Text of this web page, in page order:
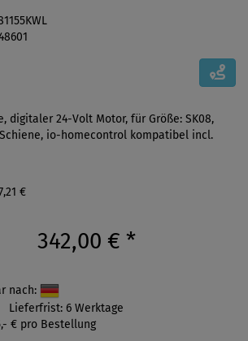
digitaler 24-Volt Motor, für Größe: SK08,
io-homecontrol kompatibel incl.
€
342,00 € *
nach:
Lieferfrist: 6 Werktage
€ pro Bestellung